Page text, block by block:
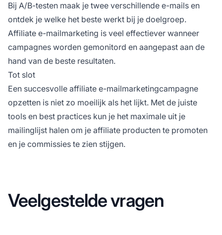
Bij A/B-testen maak je twee verschillende e-mails en
ontdek je welke het beste werkt bij je doelgroep.
Affiliate e-mailmarketing is veel effectiever wanneer
campagnes worden gemonitord en aangepast aan de
hand van de beste resultaten.
Tot slot
Een succesvolle affiliate e-mailmarketingcampagne
opzetten is niet zo moeilijk als het lijkt. Met de juiste
tools en best practices kun je het maximale uit je
mailinglijst halen om je affiliate producten te promoten
en je commissies te zien stijgen.
Veelgestelde vragen